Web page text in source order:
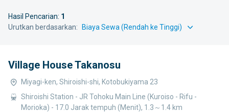
Hasil Pencarian: 1
Urutkan berdasarkan:
Village House Takanosu
Miyagi-ken, Shiroishi-shi, Kotobukiyama 23
Shiroishi Station - JR Tohoku Main Line (Kuroiso - Rifu -
Morioka) - 17.0 Jarak tempuh (Menit), 1.3～1.4 km